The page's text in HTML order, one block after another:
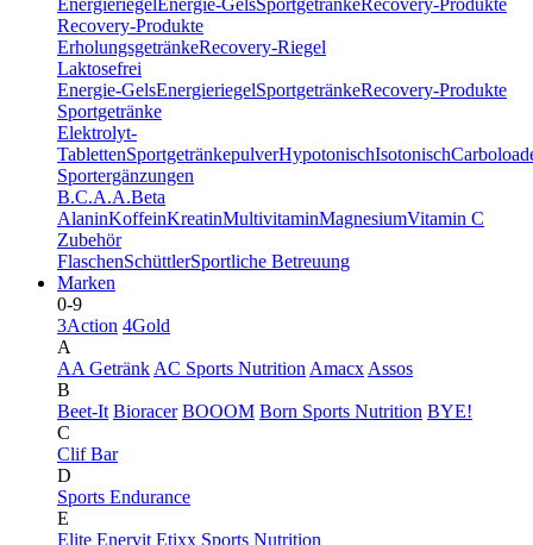
EnergieriegelEnergie-GelsSportgetränkeRecovery-Produkte
Recovery-Produkte
ErholungsgetränkeRecovery-Riegel
Laktosefrei
Energie-GelsEnergieriegelSportgetränkeRecovery-Produkte
Sportgetränke
Elektrolyt-
TablettenSportgetränkepulverHypotonischIsotonisch
Sportergänzungen
B.C.A.A.Beta
AlaninKoffeinKreatinMultivitaminMagnesiumVitamin C
Zubehör
FlaschenSchüttlerSportliche Betreuung
Marken
0-9
3Action 4Gold
A
AA Getränk AC Sports Nutrition Amacx Assos
B
Beet-It Bioracer BOOOM Born Sports Nutrition BYE!
C
Clif Bar
D
Sports Endurance
E
Elite Enervit Etixx Sports Nutrition